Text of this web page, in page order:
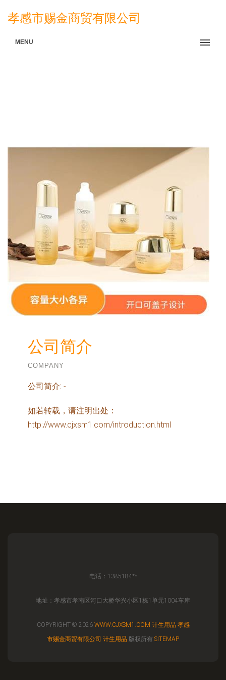
孝感市赐金商贸有限公司
MENU
公司简介
COMPANY
公司简介: -
如若转载，请注明出处：
http://www.cjxsm1.com/introduction.html
电话：1385184**
地址：孝感市孝南区河口大桥华兴小区1栋1单元1004车库
COPYRIGHT © 2026 WWW.CJXSM1.COM 计生用品 孝感
市赐金商贸有限公司 计生用品 版权所有 SITEMAP